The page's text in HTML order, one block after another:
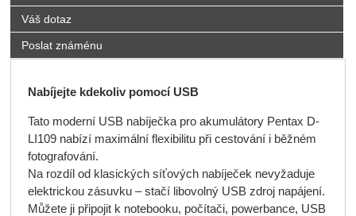
Váš dotaz
Poslat známénu
Nabíjejte kdekoliv pomocí USB
Tato moderní USB nabíječka pro akumulátory Pentax D-
LI109 nabízí maximální flexibilitu při cestování i běžném
fotografování.
Na rozdíl od klasických síťových nabíječek nevyžaduje
elektrickou zásuvku – stačí libovolný USB zdroj napájení.
Můžete ji připojit k notebooku, počítači, powerbance, USB